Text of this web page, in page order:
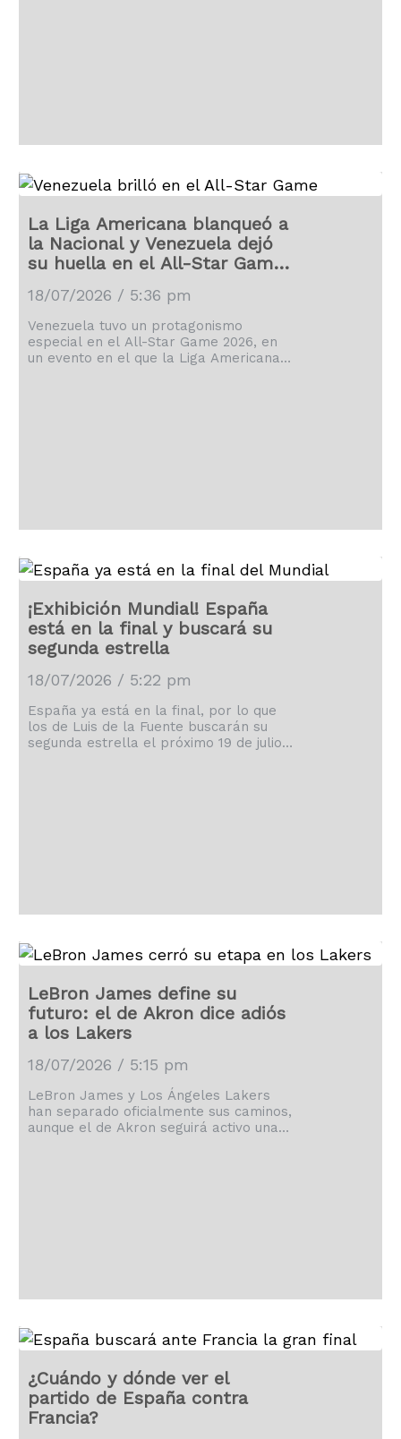
La Liga Americana blanqueó a
la Nacional y Venezuela dejó
su huella en el All-Star Game
18/07/2026 / 5:36 pm
Venezuela tuvo un protagonismo
especial en el All-Star Game 2026, en
un evento en el que la Liga Americana
¡Exhibición Mundial! España
está en la final y buscará su
segunda estrella
18/07/2026 / 5:22 pm
España ya está en la final, por lo que
los de Luis de la Fuente buscarán su
segunda estrella el próximo 19 de julio
LeBron James define su
futuro: el de Akron dice adiós
a los Lakers
18/07/2026 / 5:15 pm
LeBron James y Los Ángeles Lakers
han separado oficialmente sus caminos,
aunque el de Akron seguirá activo una
¿Cuándo y dónde ver el
partido de España contra
Francia?